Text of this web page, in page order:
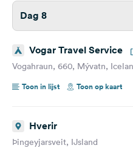
Dag 8
Vogar Travel Service
Vogahraun, 660, Mývatn,
Toon in lijst
Toon op kaart
Hverir
Þingeyjarsveit, IJsland